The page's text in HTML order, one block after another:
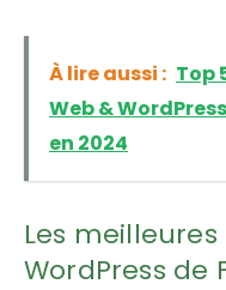
À lire aussi : Top
Web &
en 2024
Les
WordPress de